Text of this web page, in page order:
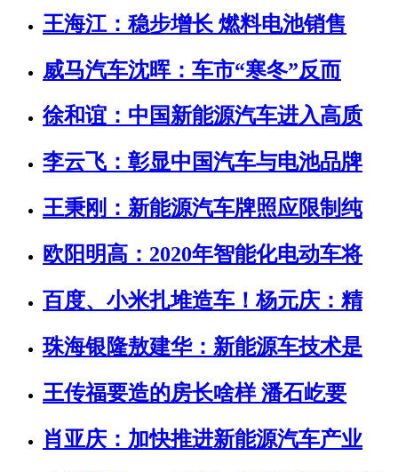
王海江：稳步增长 燃料电池销售
威马汽车沈晖：车市“寒冬”反而
徐和谊：中国新能源汽车进入高质
李云飞：彰显中国汽车与电池品牌
王秉刚：新能源汽车牌照应限制纯
欧阳明高：2020年智能化电动车将
百度、小米扎堆造车！杨元庆：精
珠海银隆敖建华：新能源车技术是
王传福要造的房长啥样 潘石屹要
肖亚庆：加快推进新能源汽车产业